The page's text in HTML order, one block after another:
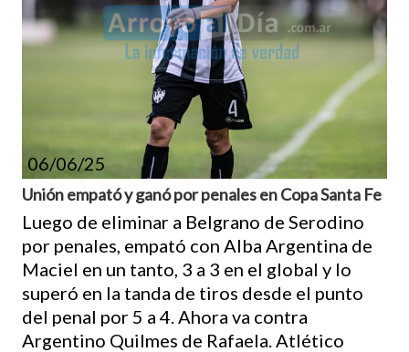
06/06/25
Unión empató y ganó por penales en Copa Santa Fe
Luego de eliminar a Belgrano de Serodino
por penales, empató con Alba Argentina de
Maciel en un tanto, 3 a 3 en el global y lo
superó en la tanda de tiros desde el punto
del penal por 5 a 4. Ahora va contra
Argentino Quilmes de Rafaela. Atlético